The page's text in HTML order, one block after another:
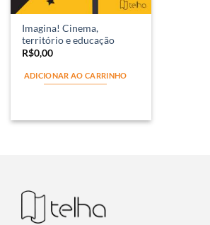
Imagina! Cinema,
território e educação
R$0,00
ADICIONAR AO CARRINHO